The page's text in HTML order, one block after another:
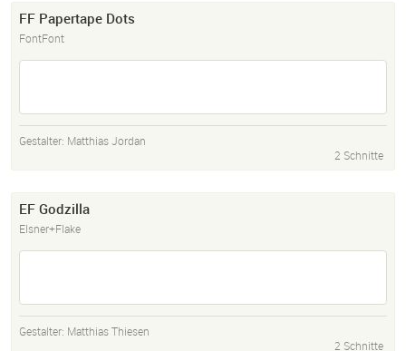
FF Papertape Dots
FontFont
Gestalter: Matthias Jordan
2 Schnitte
EF Godzilla
Elsner+Flake
Gestalter: Matthias Thiesen
2 Schnitte